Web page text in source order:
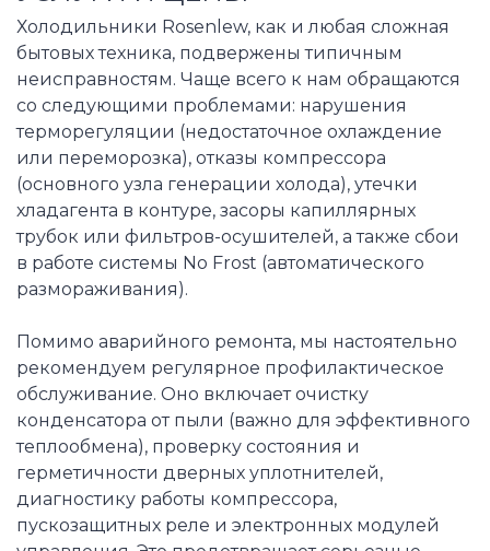
Холодильники Rosenlew, как и любая сложная
бытовых техника, подвержены типичным
неисправностям. Чаще всего к нам обращаются
со следующими проблемами: нарушения
терморегуляции (недостаточное охлаждение
или переморозка), отказы компрессора
(основного узла генерации холода), утечки
хладагента в контуре, засоры капиллярных
трубок или фильтров-осушителей, а также сбои
в работе системы No Frost (автоматического
размораживания).
Помимо аварийного ремонта, мы настоятельно
рекомендуем регулярное профилактическое
обслуживание. Оно включает очистку
конденсатора от пыли (важно для эффективного
теплообмена), проверку состояния и
герметичности дверных уплотнителей,
диагностику работы компрессора,
пускозащитных реле и электронных модулей